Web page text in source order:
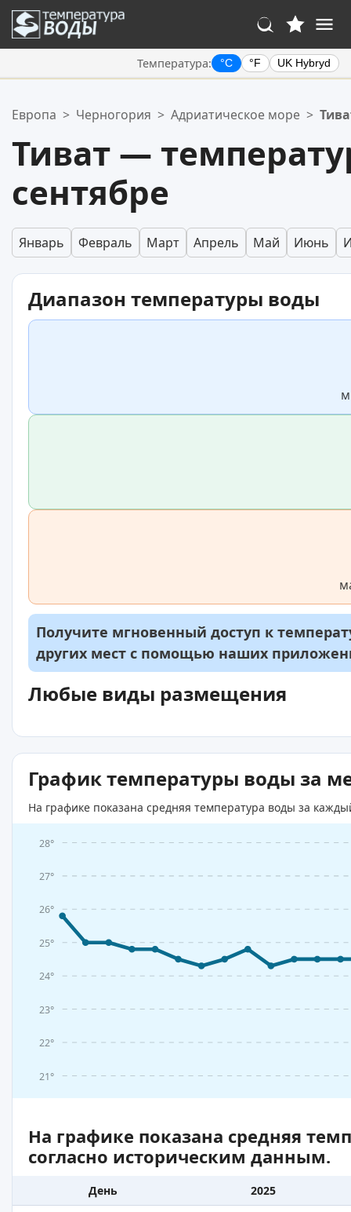
Температура: °C °F UK Hybryd
Ваш список избранного пуст.
Европа > Черногория > Адриатическое море >
Тиват —
сентябре
Январь Февраль Март Апрель Май Июнь
Диапазон температуры воды
Получите мгновенный доступ к
других мест с помощью наших
Любые виды размещения
График температуры воды за
На графике показана средняя температура воды за
21°
22°
23°
24°
25°
26°
27°
28°
На графике показана средняя
согласно историческим данным.
День
2025